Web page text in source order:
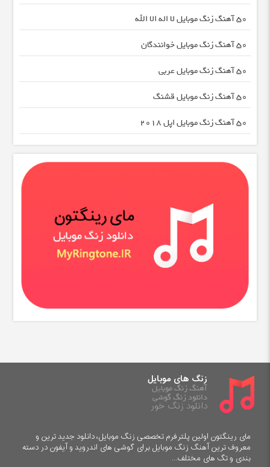
50 آهنگ زنگ موبایل لا اله الا الله
50 آهنگ زنگ موبایل خوانندگان
50 آهنگ زنگ موبایل عربی
50 آهنگ زنگ موبایل قشنگ
50 آهنگ زنگ موبایل اپل 2018
زنگ های موبایل
آهنگ زنگ موبایل
دانلود زنگ گوشی
دانلود زنگ خور
مای رینگتون اولین پلترفرم تخصصی زنگ موبایل، دانلود جدید ترین و
معروف ترین آهنگ زنگ موبایل برای گوشی های اندروید و آیفون در دسته
بندی و تگ های مختلف...